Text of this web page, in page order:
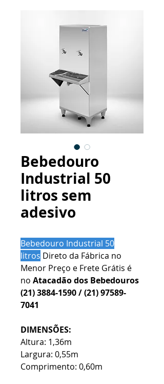
Bebedouro
Industrial 50
litros sem
adesivo
Bebedouro Industrial 50
litros Direto da Fábrica no
Menor Preço e Frete Grátis é
no Atacadão dos Bebedouros
(21) 3884-1590 / (21) 97589-
7041
DIMENSÕES:
Altura: 1,36m
Largura: 0,55m
Comprimento: 0,60m